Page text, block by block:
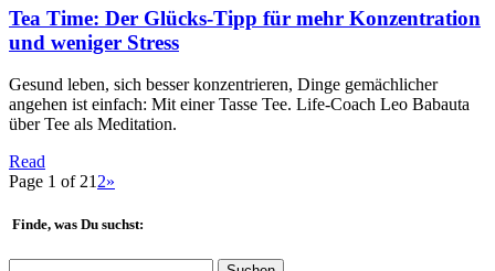
Tea Time: Der Glücks-Tipp für mehr Konzentration
und weniger Stress
Gesund leben, sich besser konzentrieren, Dinge gemächlicher
angehen ist einfach: Mit einer Tasse Tee. Life-Coach Leo Babauta
über Tee als Meditation.
Read
Page 1 of 21 2»
Finde, was Du suchst: